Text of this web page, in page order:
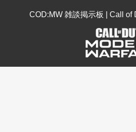
COD:MW 雑談掲示板 | Call of